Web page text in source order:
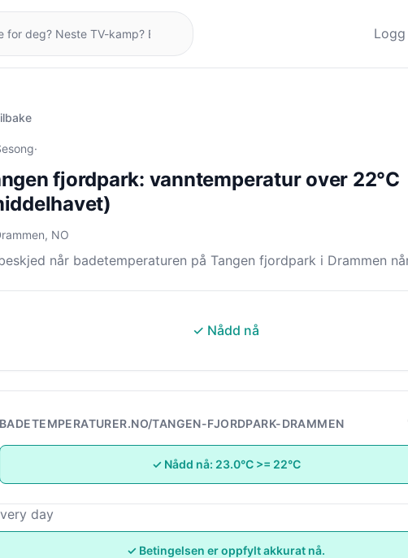
·
fjordpark: vanntemperatur over 22°C
NO
når badetemperaturen på Tangen fjordpark i Drammen
✓ Nådd nå
BADETEMPERATURER.NO/TANGEN-FJORDPARK-DRAMMEN
✓ Nådd nå: 23.0°C >= 22°C
day
✓ Betingelsen er oppfylt akkurat nå.